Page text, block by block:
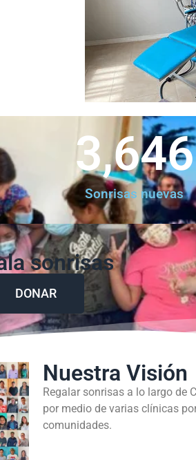
Sonrisas nuevas
3,646
sonrisas
DONAR
Nuestra Visión
Regalar sonrisas a lo largo de
por medio de varias clínicas
comunidades.